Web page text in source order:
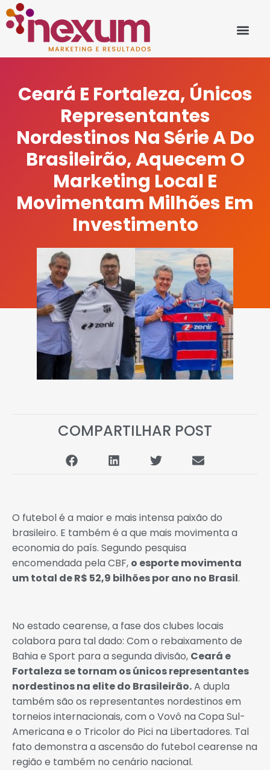
Ceará E Fortaleza, Únicos
Representantes
Nordestinos Na Série A Do
Brasileirão, Aquecem O
Marketing Local E
Movimentam Milhões Em
Investimento
14/04/2022
Fonte: www.nossomeio.com.br
COMPARTILHAR POST
O futebol é a maior e mais intensa paixão do
brasileiro. E também é a que mais movimenta a
economia do país. Segundo pesquisa
encomendada pela CBF, o esporte movimenta
um total de R$ 52,9 bilhões por ano no Brasil.
No estado cearense, a fase dos clubes locais
colabora para tal dado: Com o rebaixamento de
Bahia e Sport para a segunda divisão, Ceará e
Fortaleza se tornam os únicos representantes
nordestinos na elite do Brasileirão.A dupla
também são os representantes nordestinos em
torneios internacionais, com o Vovô na Copa Sul-
Americana e o Tricolor do Pici na Libertadores. Tal
fato demonstra a ascensão do futebol cearense na
região e também no cenário nacional.